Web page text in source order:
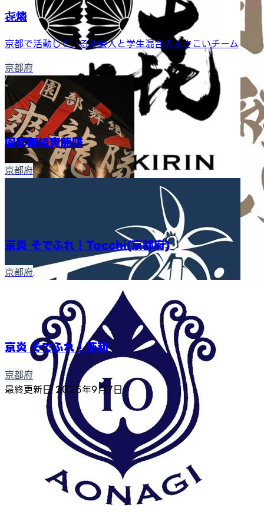
㐂燐
京都で活動している社会人と学生混合のよさこいチーム
京都府
園部舞組爽龍隊
京都府
京炎 そでふれ！Tacchi(京都府)
京都府
京炎 そでふれ！葵和
京都府
最終更新日2025年9月7日